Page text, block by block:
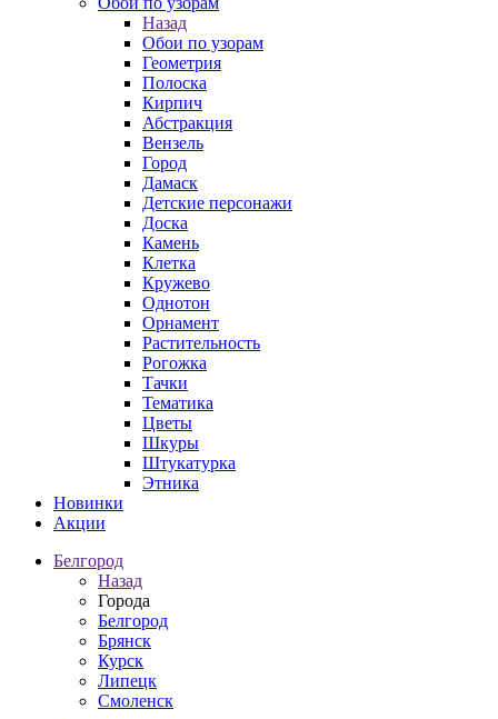
Назад
Обои по узорам
Геометрия
Полоска
Кирпич
Абстракция
Вензель
Город
Дамаск
Детские персонажи
Доска
Камень
Клетка
Кружево
Однотон
Орнамент
Растительность
Рогожка
Тачки
Тематика
Цветы
Шкуры
Штукатурка
Этника
Новинки
Акции
Белгород
Назад
Города
Белгород
Брянск
Курск
Липецк
Смоленск